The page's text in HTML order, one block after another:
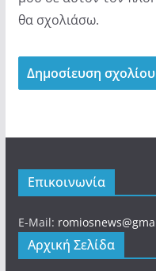
θα σχολιάσω.
Επικοινωνία
E-Mail:
Αρχική Σελίδα